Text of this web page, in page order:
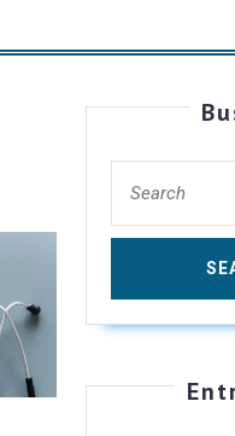
for: